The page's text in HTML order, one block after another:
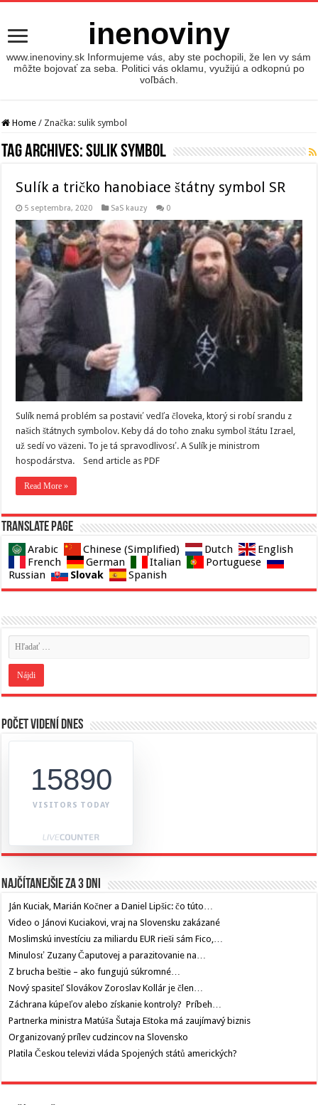
inenoviny
www.inenoviny.sk Informujeme vás, aby ste pochopili, že len vy sám
môžte bojovať za seba. Politici vás oklamu, využijú a odkopnú po
voľbách.
Home / Značka: sulik symbol
Tag Archives:sulik symbol
Sulík a tričko hanobiace štátny symbol SR
5 septembra, 2020 SaS kauzy 0
Sulík nemá problém sa postaviť vedľa človeka, ktorý si robí srandu z
našich štátnych symbolov. Keby dá do toho znaku symbol štátu Izrael,
už sedí vo väzeni. To je tá spravodlivosť. A Sulík je ministrom
hospodárstva. Send article as PDF
Read More »
Translate page
Arabic Chinese (Simplified) Dutch
English
French
German Italian
Portuguese
Russian
Slovak Spanish
Počet videní dnes
15890
VISITORS TODAY
Najčítanejšie za 3 dni
Ján Kuciak, Marián Kočner a Daniel Lipšic: čo túto…
Video o Jánovi Kuciakovi, vraj na Slovensku zakázané
Moslimskú investíciu za miliardu EUR rieši sám Fico,…
Minulosť Zuzany Čaputovej a parazitovanie na…
Z brucha beštie – ako fungujú súkromné…
Nový spasiteľ Slovákov Zoroslav Kollár je člen…
Záchrana kúpeľov alebo získanie kontroly? Príbeh…
Partnerka ministra Matúša Šutaja Eštoka má zaujímavý biznis
Organizovaný prílev cudzincov na Slovensko
Platila Českou televizi vláda Spojených států amerických?